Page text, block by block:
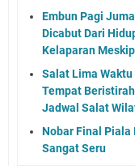
Embun Pagi
Dicabut Dari
Kelaparan
Salat Lima
Tempat
Jadwal Salat
Nobar Final Piala
Sangat Seru